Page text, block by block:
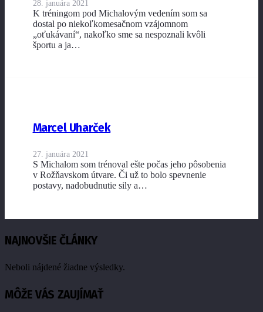
28. januára 2021
K tréningom pod Michalovým vedením som sa
dostal po niekoľkomesačnom vzájomnom
„oťukávaní“, nakoľko sme sa nespoznali kvôli
športu a ja…
Marcel Uharček
27. januára 2021
S Michalom som trénoval ešte počas jeho pôsobenia
v Rožňavskom útvare. Či už to bolo spevnenie
postavy, nadobudnutie sily a…
NAJNOVŠIE ČLÁNKY
Neboli nájdené žiadne výsledky.
MÔŽE VÁS ZAUJÍMAŤ